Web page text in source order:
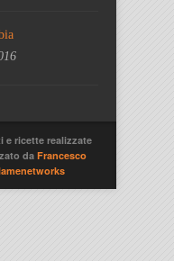
e ricette realizzate
daFrancesco